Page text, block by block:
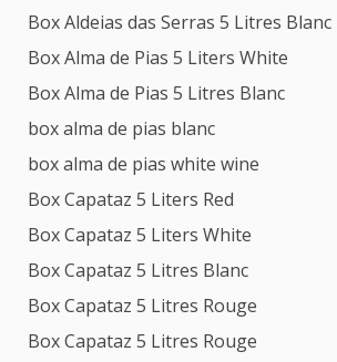
Box Aldeias das Serras 5 Litres Blanc
Box Alma de Pias 5 Liters White
Box Alma de Pias 5 Litres Blanc
box alma de pias blanc
box alma de pias white wine
Box Capataz 5 Liters Red
Box Capataz 5 Liters White
Box Capataz 5 Litres Blanc
Box Capataz 5 Litres Rouge
Box Capataz 5 Litres Rouge